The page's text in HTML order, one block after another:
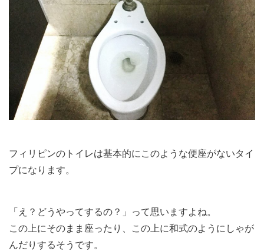
フィリピンのトイレは基本的にこのような便座がないタイ
プになります。
「え？どうやってするの？」って思いますよね。
この上にそのまま座ったり、この上に和式のようにしゃが
んだりするそうです。